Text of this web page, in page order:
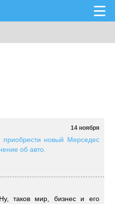
14 ноября
приобрести новый Мерседес
об авто.
таков мир, бизнес и его